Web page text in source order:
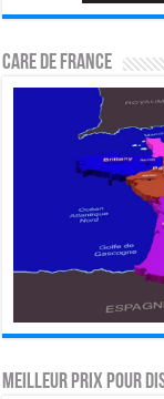
CARE DE FRANCE
MEILLEUR PRIX POUR